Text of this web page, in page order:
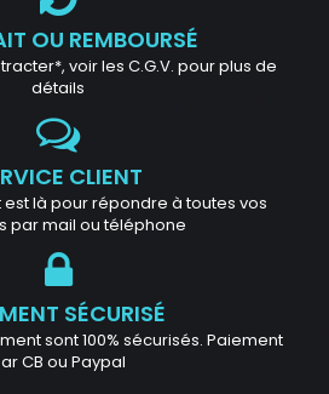
OU REMBOURSÉ
voir les C.G.V. pour plus de
détails
CLIENT
là pour répondre à toutes vos
par mail ou téléphone
SÉCURISÉ
sont 100% sécurisés. Paiement
CB ou Paypal